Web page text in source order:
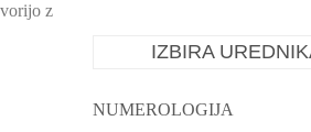
z
IZBIRA
NUMEROLOGIJA